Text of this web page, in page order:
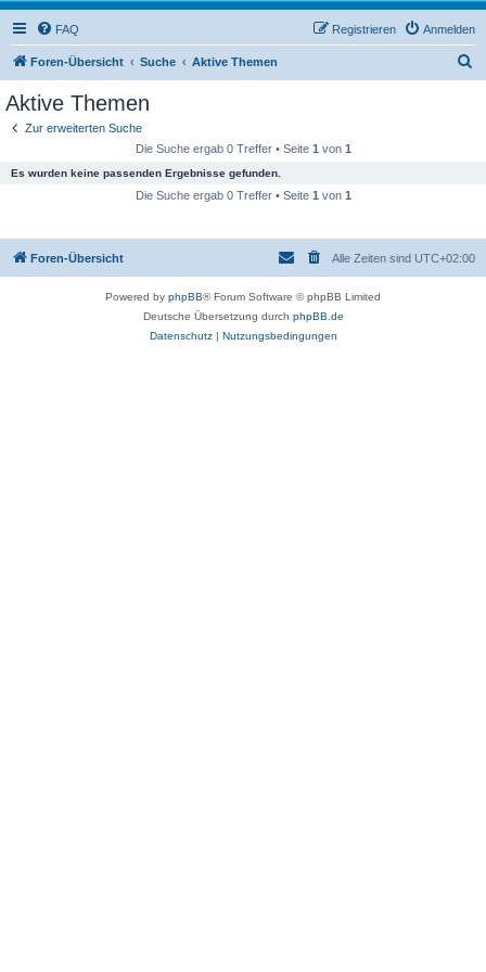
FAQ Anmelden
Registrieren
Foren-Übersicht Suche Aktive Themen
Aktive Themen
Zur erweiterten Suche
Die Suche ergab 0 Treffer • Seite 1 von 1
Es wurden keine passenden Ergebnisse gefunden.
Die Suche ergab 0 Treffer • Seite 1 von 1
Foren-Übersicht Alle Zeiten sind UTC+02:00
Powered by phpBB® Forum Software © phpBB Limited
Deutsche Übersetzung durch phpBB.de
Datenschutz| Nutzungsbedingungen